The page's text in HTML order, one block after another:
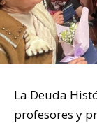
La Deuda
profesores y